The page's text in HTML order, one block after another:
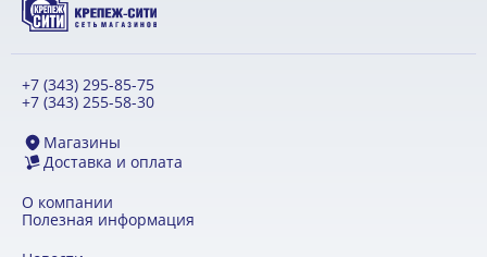
+7 (343) 295-85-75
+7 (343) 255-58-30
Магазины
Доставка и оплата
О компании
Полезная информация